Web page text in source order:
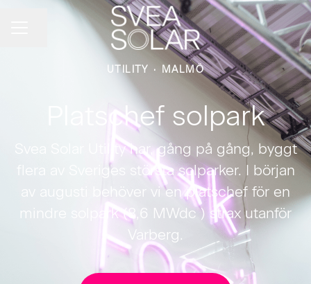
UTILITY · MALMÖ
Platschef solpark
Svea Solar Utility har, gång på gång, byggt
flera av Sveriges största solparker. I början
av augusti behöver vi en platschef för en
mindre solpark (8,6 MWdc ) strax utanför
Varberg.